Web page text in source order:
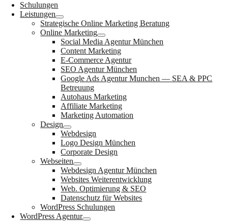
Schulungen
Leistungen
Strategische Online Marketing Beratung
Online Marketing
Social Media Agentur München
Content Marketing
E-Commerce Agentur
SEO Agentur München
Google Ads Agentur Munchen — SEA & PPC
Betreuung
Autohaus Marketing
Affiliate Marketing
Marketing Automation
Design
Webdesign
Logo Design München
Corporate Design
Webseiten
Webdesign Agentur München
Websites Weiterentwicklung
Web. Optimierung & SEO
Datenschutz für Websites
WordPress Schulungen
WordPress Agentur